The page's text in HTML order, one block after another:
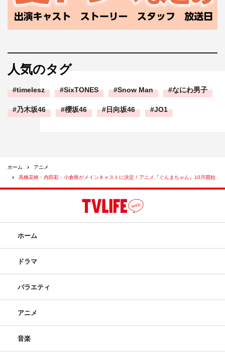
人気のタグ
timelesz SixTONES Snow Man なにわ男子
乃木坂46 櫻坂46 日向坂46 JO1
ホーム
アニメ
高橋花林・内田彩・小倉唯がメインキャストに決定！アニメ『ぐんまちゃん』10月開始
ホーム
ドラマ
バラエティ
アニメ
音楽